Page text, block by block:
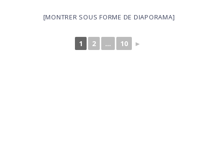
[MONTRER SOUS FORME DE DIAPORAMA]
1 2 ... 10 ►